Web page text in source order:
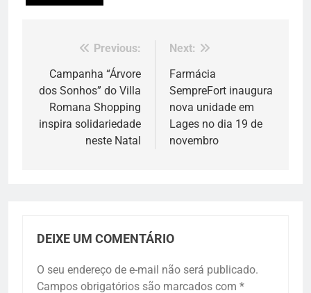
Navegação
de
Post
Previous:
Campanha “Árvore
dos Sonhos” do Villa
Romana Shopping
inspira solidariedade
neste Natal
Next:
Farmácia
SempreFort inaugura
nova unidade em
Lages no dia 19 de
novembro
DEIXE UM COMENTÁRIO
O seu endereço de e-mail não será publicado.
Campos obrigatórios são marcados com *